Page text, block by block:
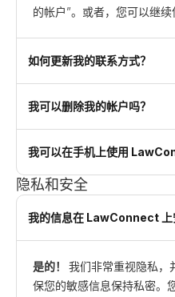
的帐户”。或者，您可以继
如何更新我的联系方式？
我可以删除我的帐户吗？
我可以在手机上使用
隐私和安全
我的信息在 LawConnect 上
是的！ 我们非常重视隐私，
保您的敏感信息保持私密。